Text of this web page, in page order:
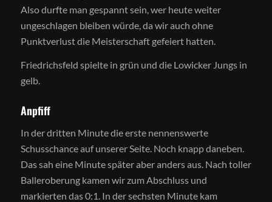
Also durfte man gespannt sein, wer heute weiter
ungeschlagen bleiben würde, da wir auch ohne
Punktverlust die Meisterschaft gefeiert hatten.
Friedrichsfeld spielte in grün und die Lowicker Jungs in
gelb.
Anpfiff
In der dritten Minute die erste nennenswerte
Schusschance auf unserer Seite. Noch knapp daneben.
Das sah eine Minute später aber anders aus. Nach toller
Balleroberung kamen wir zum Abschluss und
markierten das 0:1. In der sechsten Minute kam